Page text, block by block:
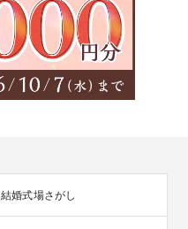
結婚式場さがし